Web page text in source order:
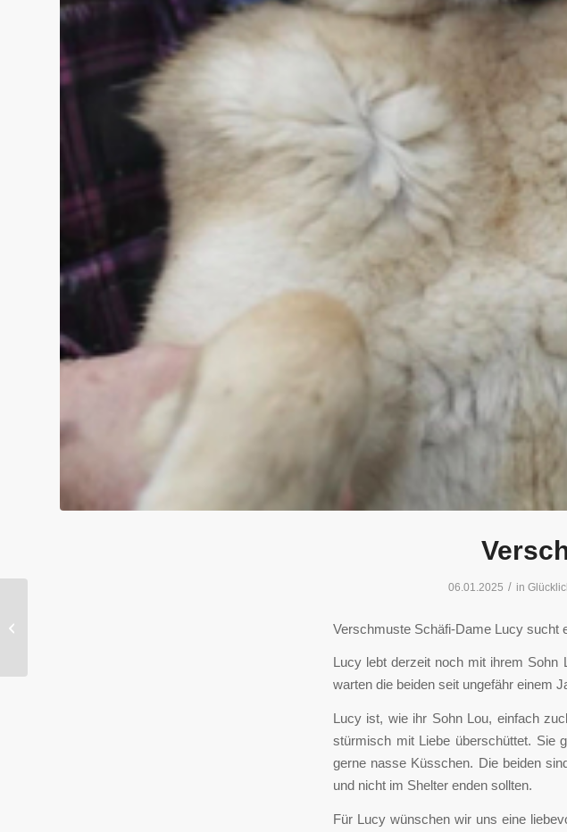
06.01.2025 / in
Verschmuste Schäfi-Dame Lucy sucht
Lucy lebt derzeit noch mit ihrem Sohn
warten die beiden seit ungefähr einem
Lucy ist, wie ihr Sohn Lou, einfach
stürmisch mit Liebe überschüttet. Sie
gerne nasse Küsschen. Die beiden
und nicht im Shelter enden sollten.
Für Lucy wünschen wir uns eine